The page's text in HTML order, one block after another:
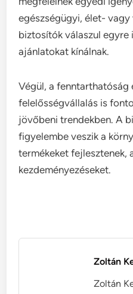
egészségügyi, élet-
biztosítók válaszul
ajánlatokat kínálnak.
Végül, a fenntarthatóság
felelősségvállalás is
jövőbeni trendekben. A
figyelembe veszik a
termékeket fejlesztenek,
kezdeményezéseket.
Zoltán
Zoltán